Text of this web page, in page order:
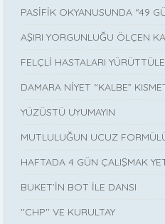
PASİFİK OKYANUSUNDA “49
AŞIRI YORGUNLUĞU ÖLÇEN
FELÇLİ HASTALARI
DAMARA NİYET “KALBE”
YÜZÜSTÜ UYUMAYIN
MUTLULUĞUN UCUZ
HAFTADA 4 GÜN ÇALIŞMAK
BUKET’İN BOT İLE DANSI
''CHP'' VE KURULTAY